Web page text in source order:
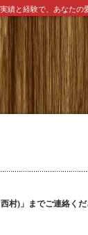
と経験で、あなたの
村)」までご連絡くだ